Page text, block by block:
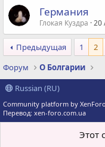
Германия
Глокая Куздра 20
Предыдущая 1 2
Форум
О Болгарии
Russian (RU)
Community platform by XenForo
Перевод: xen-foro.com.ua
Этот